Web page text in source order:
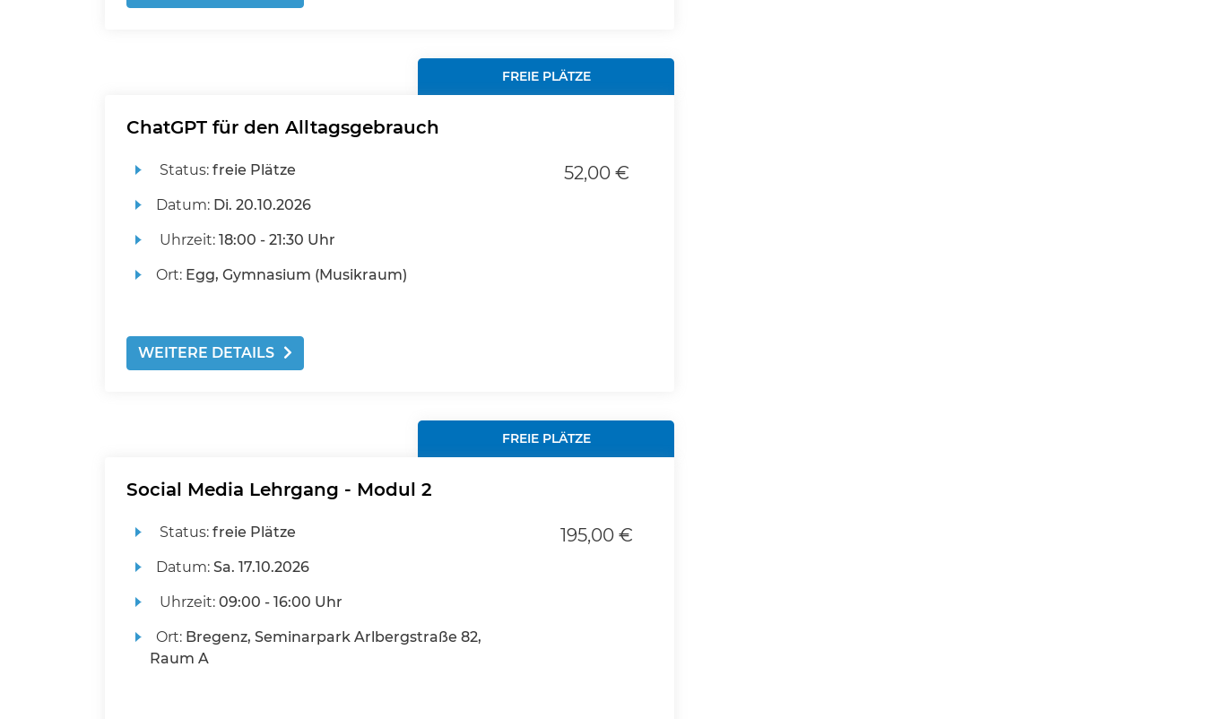
FREIE PLÄTZE
ChatGPT für den Alltagsgebrauch
Status: freie Plätze
Datum: Di. 20.10.2026
Uhrzeit: 18:00 - 21:30 Uhr
Ort: Egg, Gymnasium (Musikraum)
52,00 €
WEITERE DETAILS
FREIE PLÄTZE
Social Media Lehrgang - Modul 2
Status: freie Plätze
Datum: Sa. 17.10.2026
Uhrzeit: 09:00 - 16:00 Uhr
Ort: Bregenz, Seminarpark Arlbergstraße 82,
Raum A
195,00 €